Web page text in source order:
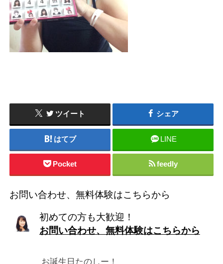
ツイート シェア
はてブ LINE
Pocket feedly
お問い合わせ、無料体験はこちらから
初めての方も大歓迎！
お問い合わせ、無料体験はこちらから
お誕生日たのしー！